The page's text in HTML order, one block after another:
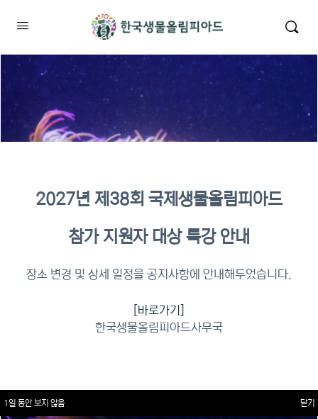
이수증명서 확인 바로가기
2027년 제38회 국제생물올림피아드
참가 지원자 대상 특강 안내
장소 변경 및 상세 일정을 공지사항에 안내해두었습니다.
[바로가기]
한국생물올림피아드사무국
1일 동안 보지 않음 닫기